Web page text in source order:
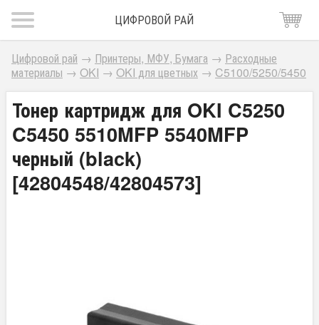
ЦИФРОВОЙ РАЙ
Цифровой рай → Принтеры, МФУ, Бумага → Расходные
материалы → OKI → OKI для цветных → C5100/5250/5450
Тонер картридж для OKI C5250
C5450 5510MFP 5540MFP
черный (black)
[42804548/42804573]